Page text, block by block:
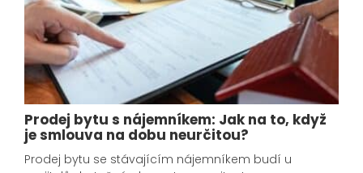
Prodej bytu s nájemníkem: Jak na to, když
je smlouva na dobu neurčitou?
Prodej bytu se stávajícím nájemníkem budí u